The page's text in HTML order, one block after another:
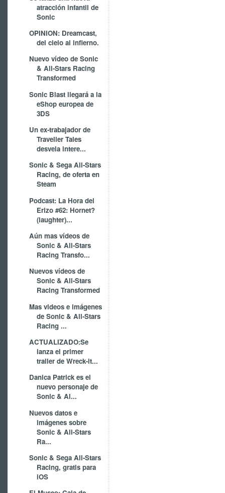
atracción infantil de
Sonic
OPINION: Dreamcast,
del cielo al infierno.
Nuevo vídeo de Sonic
& All-Stars Racing
Transformed
Sonic Blast llegará a la
eShop europea de
3DS
Un ex-trabajador de
Traveller Tales
desvela intere...
Sonic & Sega All-Stars
Racing, de oferta en
Steam
Podcast: La Hora del
Erizo #62: Hornet?
(laughter)...
Aún mas vídeos de
Sonic & All-Stars
Racing Transfo...
Nuevos vídeos de
Sonic & All-Stars
Racing Transformed
Mas videos e imágenes
de Sonic & All-Stars
Racing ...
ACTUALIZADO:Se
lanza el primer
trailer de Wreck-it...
Danica Patrick es el
nuevo personaje de
Sonic & Al...
Nuevos datos e
imágenes sobre
Sonic & All-Stars
Ra...
Sonic & Sega All-Stars
Racing, gratis para
iOS